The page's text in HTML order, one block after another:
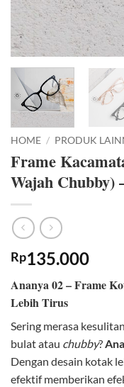
HOME / PRODUK
Frame
Wajah Chubby)
Rp135.000
Ananya 02 – Frame
Lebih Tirus
Sering merasa
bulat atau chubby?
Dengan desain kotak
efektif memberikan